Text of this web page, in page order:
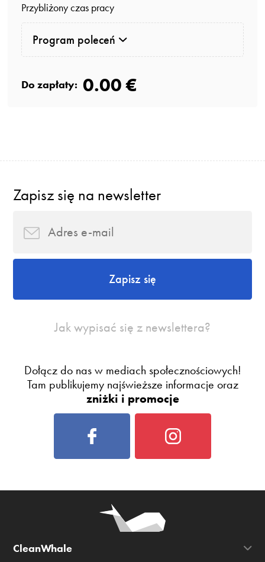
Przybliżony czas pracy
Program poleceń
Do zapłaty: 0.00 €
Zapisz się na newsletter
Zapisz się
Jak wypisać się z newslettera?
Dołącz do nas w mediach społecznościowych!
Tam publikujemy najświeższe informacje oraz
zniżki i promocje
CleanWhale